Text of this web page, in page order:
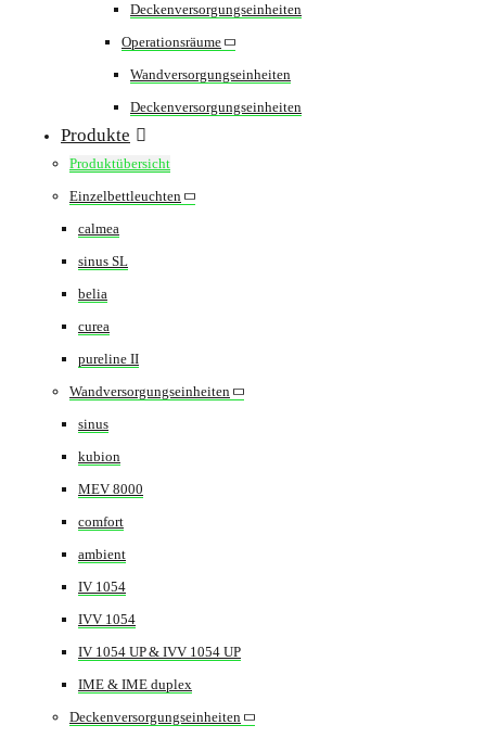
Deckenversorgungseinheiten
Operationsräume
Wandversorgungseinheiten
Deckenversorgungseinheiten
Produkte
Produktübersicht
Einzelbettleuchten
calmea
sinus SL
belia
curea
pureline II
Wandversorgungseinheiten
sinus
kubion
MEV 8000
comfort
ambient
IV 1054
IVV 1054
IV 1054 UP & IVV 1054 UP
IME & IME duplex
Deckenversorgungseinheiten